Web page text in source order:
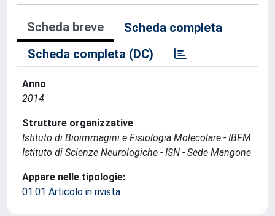
Scheda breve
Scheda completa
Scheda completa (DC)
Anno
2014
Strutture organizzative
Istituto di Bioimmagini e Fisiologia Molecolare - IBFM
Istituto di Scienze Neurologiche - ISN - Sede Mangone
Appare nelle tipologie:
01.01 Articolo in rivista